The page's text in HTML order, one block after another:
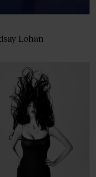
Lohan